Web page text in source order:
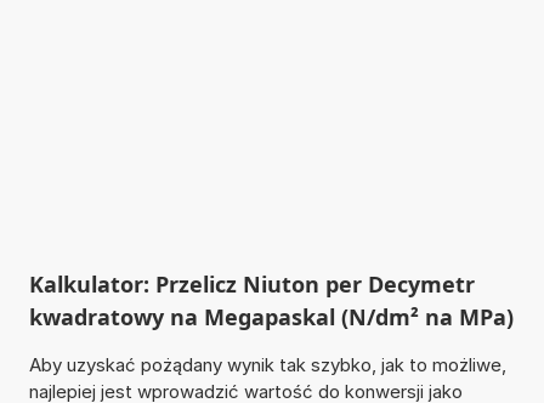
Kalkulator: Przelicz Niuton per Decymetr
kwadratowy na Megapaskal (N/dm² na MPa)
Aby uzyskać pożądany wynik tak szybko, jak to możliwe,
najlepiej jest wprowadzić wartość do konwersji jako